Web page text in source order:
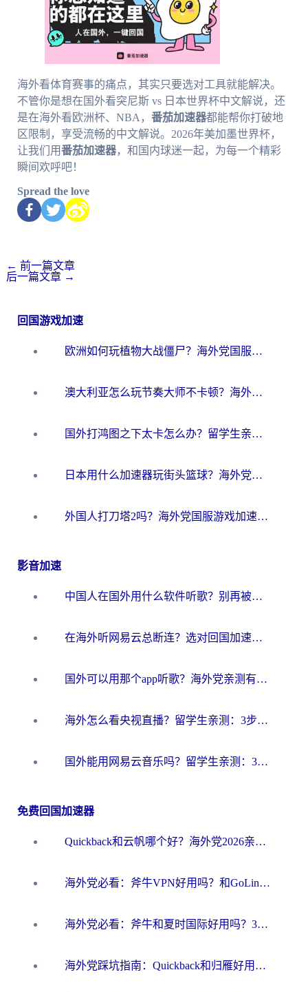
海外看体育赛事的痛点，其实只要选对工具就能解决。
不管你是想在国外看突尼斯 vs 日本世界杯中文解说，还
是在海外看欧洲杯、NBA， 番茄加速器都能帮你打破地
区限制，享受流畅的中文解说。2026年美加墨世界杯，
让我们用番茄加速器，和国内球迷一起，为每一个精彩
瞬间欢呼吧！
Spread the love
← 前一篇文章
后一篇文章 →
回国游戏加速
欧洲如何玩植物大战僵尸？海外党国服游戏加速避坑指南（附实测对比）
澳大利亚怎么玩节奏大师不卡顿？海外党国服游戏加速终极指南
国外打鸿图之下太卡怎么办？留学生亲测有效的国服游戏加速方案
日本用什么加速器玩街头篮球？海外党国服游戏不卡顿的终极攻略
外国人打刀塔2吗？海外党国服游戏加速避坑全攻略
影音加速
中国人在国外用什么软件听歌？别再被地域限制卡脖子，这篇教你轻松解锁国内音乐库
在海外听网易云总断连？选对回国加速器，告别地区限制和卡顿
国外可以用那个app听歌？海外党亲测有效的回国加速方案，轻松听国内音乐听书
海外怎么看央视直播？留学生亲测：3步解决版权限制+追剧自由
国外能用网易云音乐吗？留学生亲测：3步解决海外听歌难题
免费回国加速器
Quickback和云帆哪个好？海外党2026亲测指南：选对加速器大陆工具，无缝刷国内剧玩国服
海外党必看：斧牛VPN好用吗？和GoLinkVPN对比哪个回国效果更好？
海外党必看：斧牛和夏时国际好用吗？3步选对回国加速器，无缝刷国内资源
海外党踩坑指南：Quickback和归雁好用吗？选对加速器才能无缝刷国内资源